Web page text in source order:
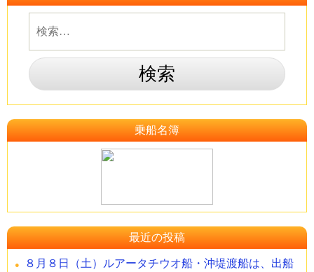
乗船名簿
最近の投稿
８月８日（土）ルアータチウオ船・沖堤渡船は、出船